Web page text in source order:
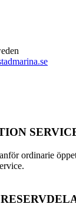
ordinarie